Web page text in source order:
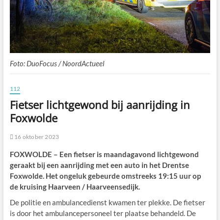
Foto: DuoFocus / NoordActueel
112
Fietser lichtgewond bij aanrijding in
Foxwolde
16 oktober 2023
FOXWOLDE – Een fietser is maandagavond lichtgewond
geraakt bij een aanrijding met een auto in het Drentse
Foxwolde. Het ongeluk gebeurde omstreeks 19:15 uur op
de kruising Haarveen / Haarveensedijk.
De politie en ambulancedienst kwamen ter plekke. De fietser
is door het ambulancepersoneel ter plaatse behandeld. De